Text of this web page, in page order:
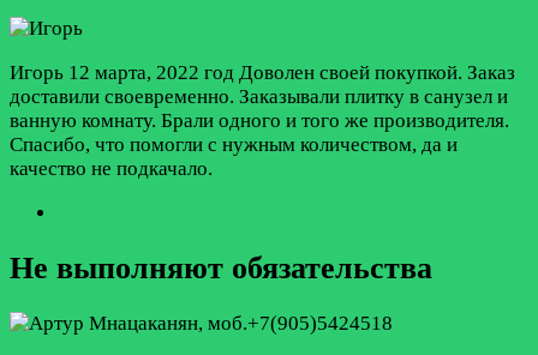
Игорь 12 марта, 2022 год Доволен своей покупкой. Заказ
доставили своевременно. Заказывали плитку в санузел и
ванную комнату. Брали одного и того же производителя.
Спасибо, что помогли с нужным количеством, да и
качество не подкачало.
Не выполняют обязательства